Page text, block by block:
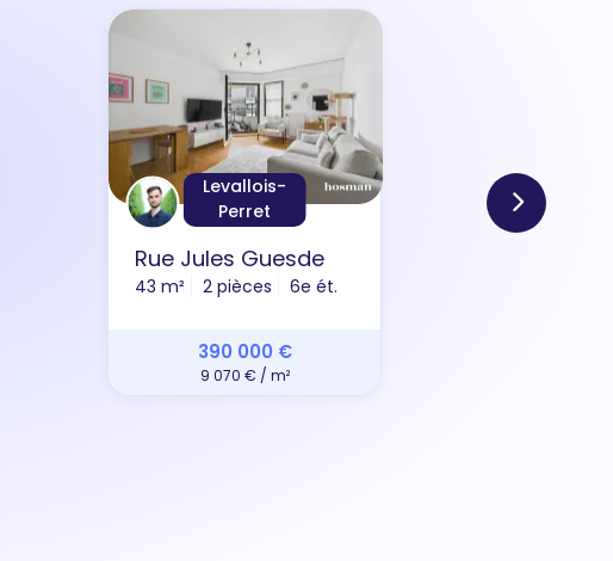
Levallois-
Perret
Rue Jules Guesde
43 m² 2 pièces 6e ét.
390 000 €
9 070 € / m²